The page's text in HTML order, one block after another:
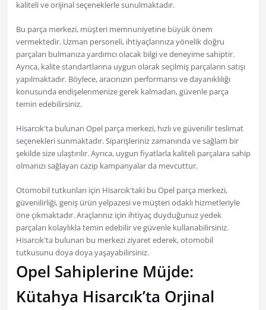
kaliteli ve orijinal seçeneklerle sunulmaktadır.
Bu parça merkezi, müşteri memnuniyetine büyük önem
vermektedir. Uzman personeli, ihtiyaçlarınıza yönelik doğru
parçaları bulmanıza yardımcı olacak bilgi ve deneyime sahiptir.
Ayrıca, kalite standartlarına uygun olarak seçilmiş parçaların satışı
yapılmaktadır. Böylece, aracınızın performansı ve dayanıklılığı
konusunda endişelenmenize gerek kalmadan, güvenle parça
temin edebilirsiniz.
Hisarcık'ta bulunan Opel parça merkezi, hızlı ve güvenilir teslimat
seçenekleri sunmaktadır. Siparişleriniz zamanında ve sağlam bir
şekilde size ulaştırılır. Ayrıca, uygun fiyatlarla kaliteli parçalara sahip
olmanızı sağlayan cazip kampanyalar da mevcuttur.
Otomobil tutkunları için Hisarcık'taki bu Opel parça merkezi,
güvenilirliği, geniş ürün yelpazesi ve müşteri odaklı hizmetleriyle
öne çıkmaktadır. Araçlarınız için ihtiyaç duyduğunuz yedek
parçaları kolaylıkla temin edebilir ve güvenle kullanabilirsiniz.
Hisarcık'ta bulunan bu merkezi ziyaret ederek, otomobil
tutkusunu doya doya yaşayabilirsiniz.
Opel Sahiplerine Müjde:
Kütahya Hisarcık’ta Orjinal